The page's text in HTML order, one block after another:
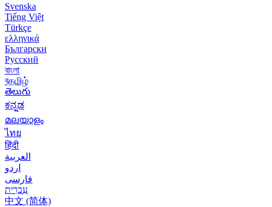
Svenska
Tiếng Việt
Türkçe
ελληνικά
Български
Русский
বাংলা
বதமிழ்
తెలుగు
ಕನ್ನಡ
മലയാളം
ไทย
हिंदी
العربية
اردو
فارسی
עִברִית
中文 (简体)